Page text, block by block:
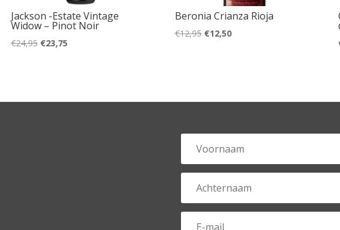
Jackson -Estate Vintage
Widow – Pinot Noir
€24,95 Oorspronkelijke
€23,75
Beronia Crianza Rioja
€12,95 Oorspronkelijke
€12,50Huidige